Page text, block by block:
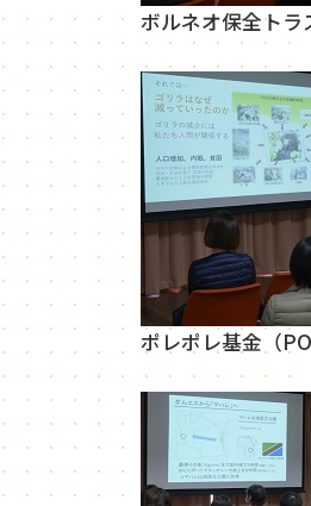
ボルネオ保全トラ
ポレポレ基金（